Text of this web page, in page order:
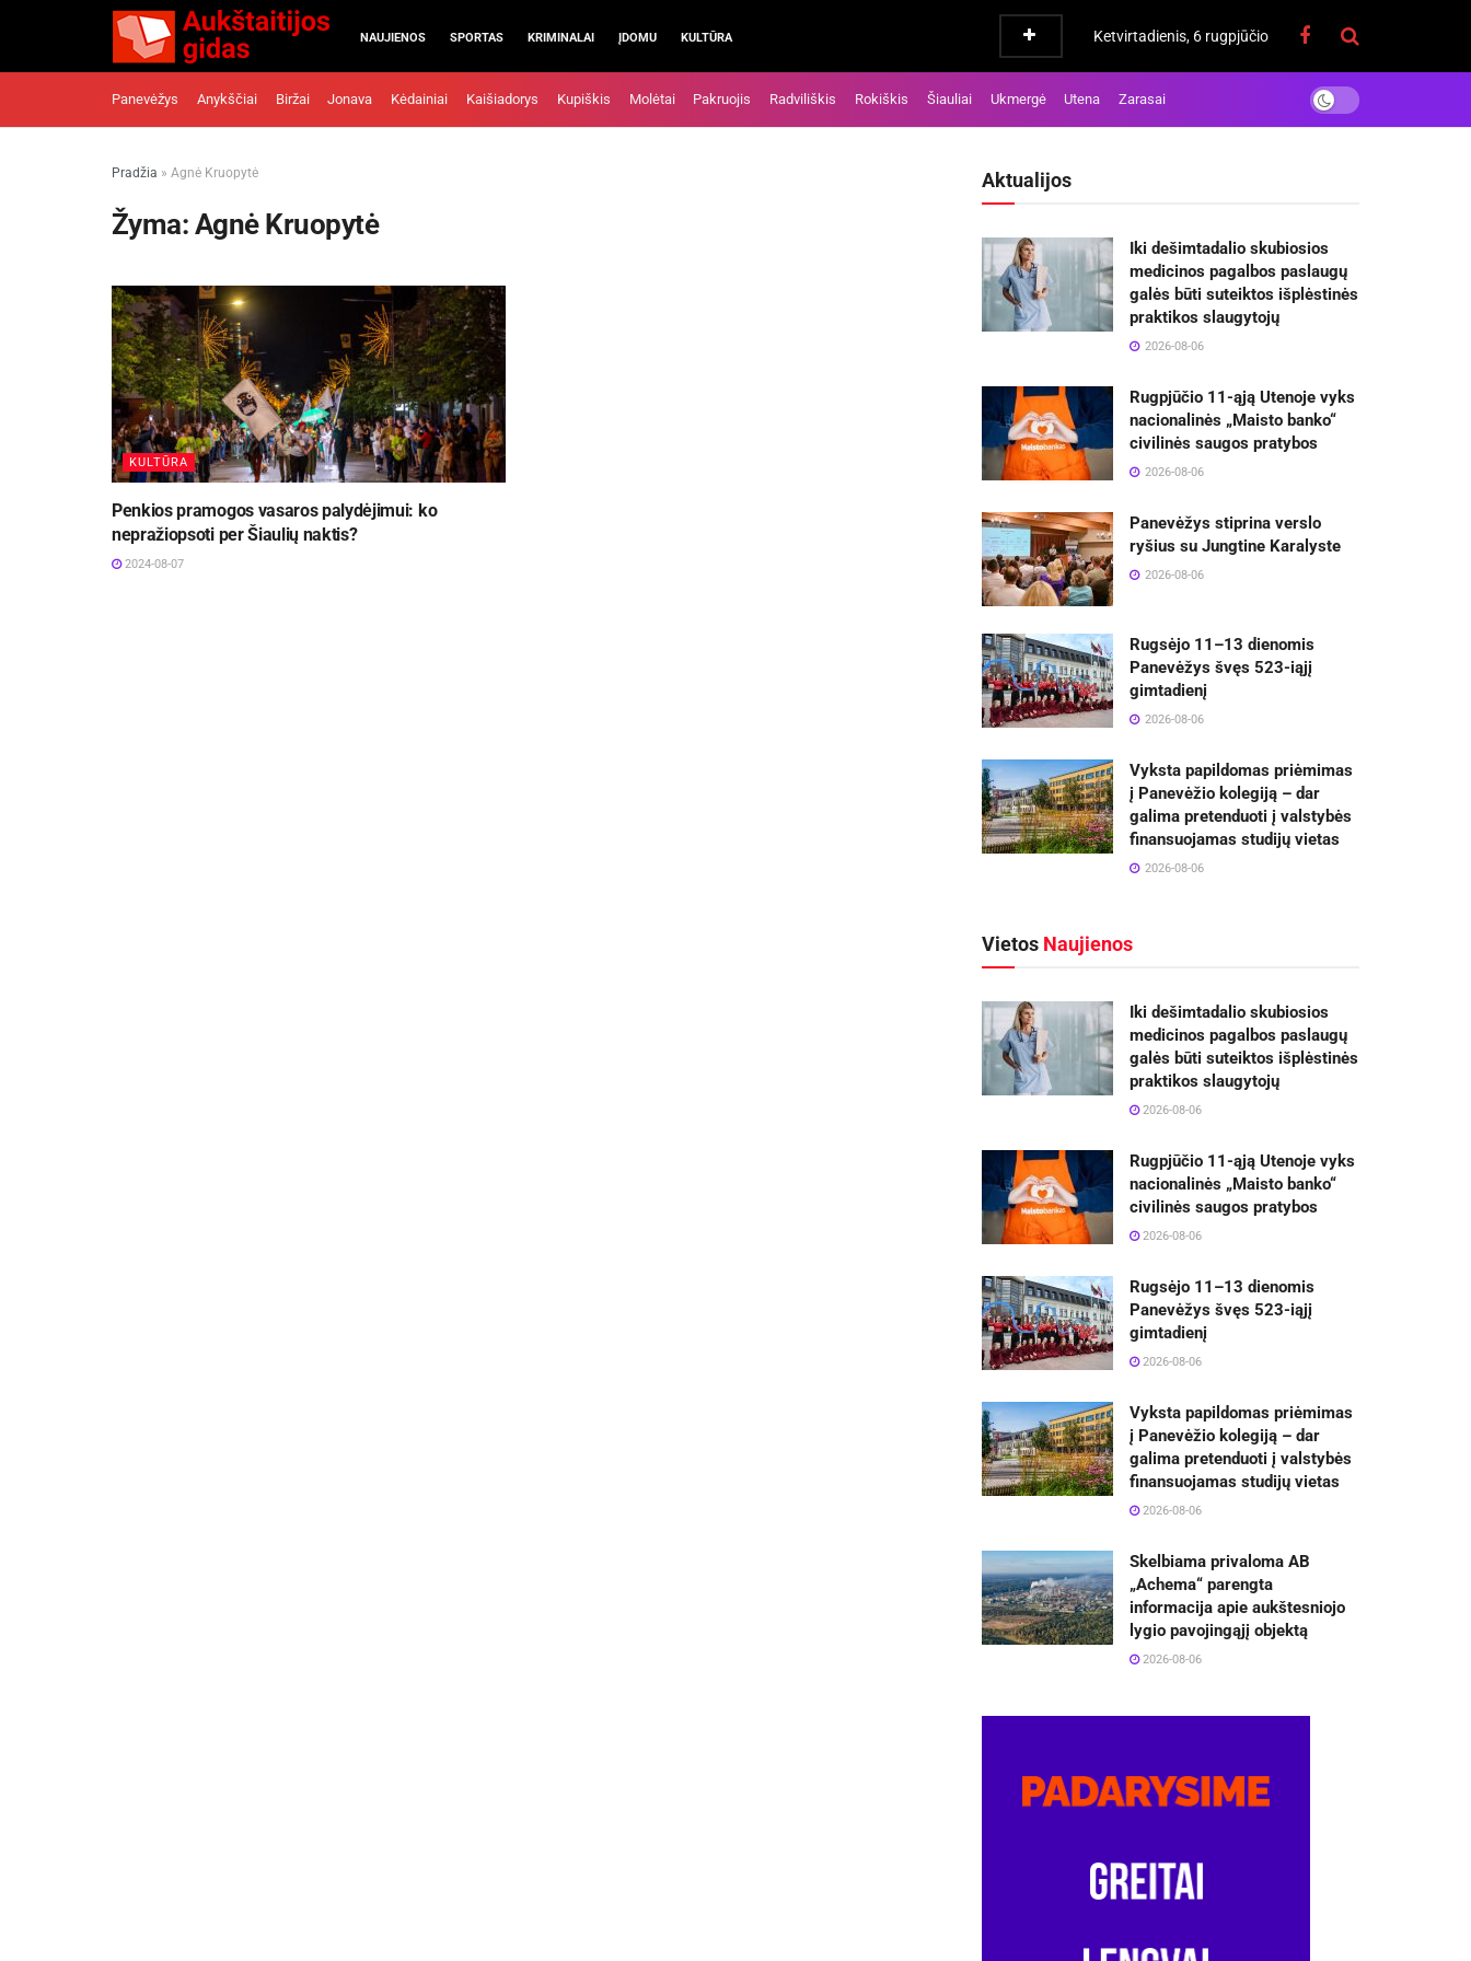
NAUJIENOS SPORTAS KRIMINALAI ĮDOMU KULTŪRA Ketvirtadienis, 6 rugpjūčio
Panevėžys Anykščiai Biržai Jonava Kėdainiai Kaišiadorys Kupiškis Molėtai Pakruojis Radviliškis Rokiškis Šiauliai Ukmergė Utena Zarasai
Pradžia » Agnė Kruopytė
Žyma: Agnė Kruopytė
KULTŪRA
Penkios pramogos vasaros palydėjimui: ko
nepražiopsoti per Šiaulių naktis?
2024-08-07
Aktualijos
Iki dešimtadalio skubiosios
medicinos pagalbos paslaugų
galės būti suteiktos išplėstinės
praktikos slaugytojų
2026-08-06
Rugpjūčio 11-ąją Utenoje vyks
nacionalinės „Maisto banko“
civilinės saugos pratybos
2026-08-06
Panevėžys stiprina verslo
ryšius su Jungtine Karalyste
2026-08-06
Rugsėjo 11–13 dienomis
Panevėžys švęs 523-iąjį
gimtadienį
2026-08-06
Vyksta papildomas priėmimas
į Panevėžio kolegiją – dar
galima pretenduoti į valstybės
finansuojamas studijų vietas
2026-08-06
Vietos Naujienos
Iki dešimtadalio skubiosios
medicinos pagalbos paslaugų
galės būti suteiktos išplėstinės
praktikos slaugytojų
2026-08-06
Rugpjūčio 11-ąją Utenoje vyks
nacionalinės „Maisto banko“
civilinės saugos pratybos
2026-08-06
Rugsėjo 11–13 dienomis
Panevėžys švęs 523-iąjį
gimtadienį
2026-08-06
Vyksta papildomas priėmimas
į Panevėžio kolegiją – dar
galima pretenduoti į valstybės
finansuojamas studijų vietas
2026-08-06
Skelbiama privaloma AB
„Achema“ parengta
informacija apie aukštesniojo
lygio pavojingąjį objektą
2026-08-06